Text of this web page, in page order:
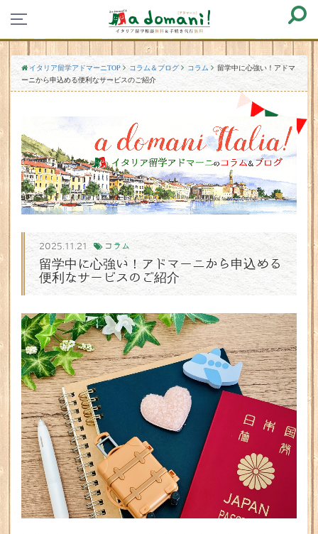
イタリア留学アドマーニTOP コラム＆ブログ コラム
留学中に心強い！アドマ
ーニから申込める便利なサービスのご紹介
2025.11.21 コラム
留学中に心強い！アドマーニから申込める
便利なサービスのご紹介